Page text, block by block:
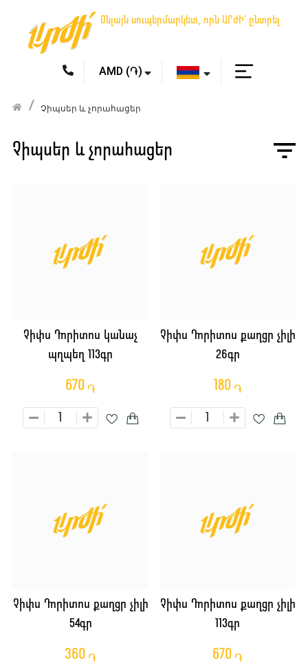
Օնլայն սուպերմարկետ, որն ԱՐԺԻ՛ ընտրել
Չիպսեր և չորահացեր
Չիպսեր և չորահացեր
Չիփս Դորիտոս կանաչ
պղպեղ 113գր
670 ֏
Չիփս Դորիտոս քաղցր չիլի
26գր
180 ֏
Չիփս Դորիտոս քաղցր չիլի
54գր
360 ֏
Չիփս Դորիտոս քաղցր չիլի
113գր
670 ֏